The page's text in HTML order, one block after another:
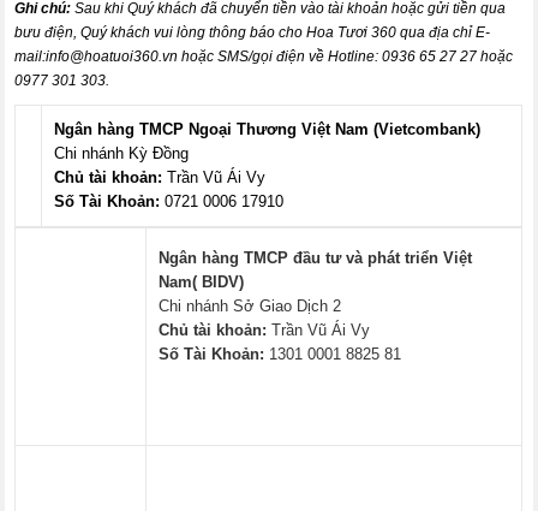
Ghi chú:Sau khi Quý khách đã chuyển tiền vào tài khoản hoặc gửi tiền qua
bưu điện, Quý khách vui lòng thông báo cho Hoa Tươi 360 qua địa chỉ E-
mail:info@hoatuoi360.vn hoặc SMS/gọi điện về Hotline: 0936 65 27 27 hoặc
0977 301 303.
Ngân hàng TMCP Ngoại Thương Việt Nam (Vietcombank)
Chi nhánh Kỳ Đồng
Chủ tài khoản: Trần Vũ Ái Vy
Số Tài Khoản: 0721 0006 17910
Ngân hàng TMCP đầu tư và phát triển Việt
Nam( BIDV)
Chi nhánh Sở Giao Dịch 2
Chủ tài khoản: Trần Vũ Ái Vy
Số Tài Khoản: 1301 0001 8825 81